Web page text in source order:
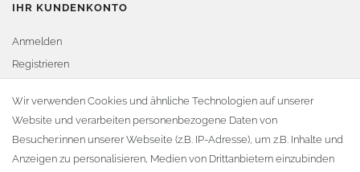
IHR KUNDENKONTO
Anmelden
Registrieren
Warenkorb
Zur Kasse
KONTAKT
Wir verwenden Cookies und ähnliche Technologien auf unserer
Website und verarbeiten personenbezogene Daten von
Besucher:innen unserer Webseite (z.B. IP-Adresse), um z.B. Inhalte und
Anzeigen zu personalisieren, Medien von Drittanbietern einzubinden